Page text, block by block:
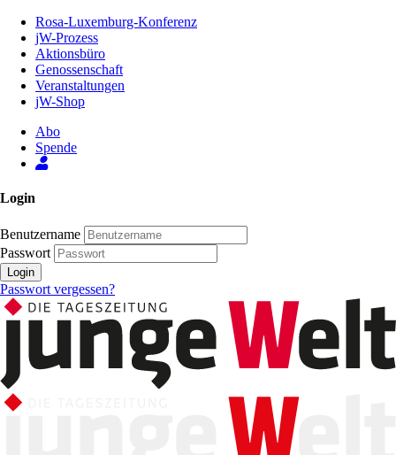
Inhalt
Seite
Rosa-Luxemburg-Konferenz
jW-Prozess
Aktionsbüro
Genossenschaft
Veranstaltungen
jW-Shop
Abo
Spende
Login
Benutzername
Passwort
Login
Passwort vergessen?